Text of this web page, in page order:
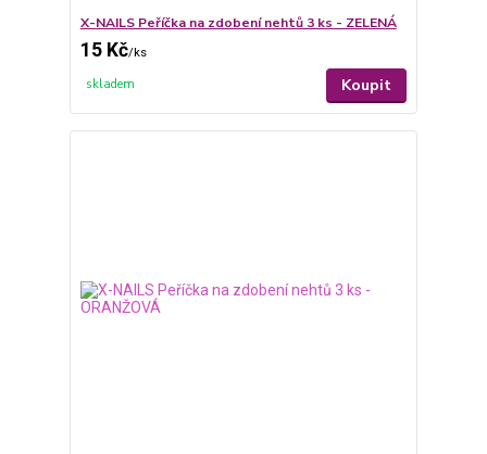
X-NAILS Peříčka na zdobení nehtů 3 ks - ZELENÁ
15 Kč/ks
skladem Koupit